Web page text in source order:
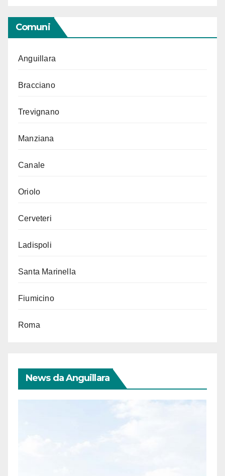
Comuni
Anguillara
Bracciano
Trevignano
Manziana
Canale
Oriolo
Cerveteri
Ladispoli
Santa Marinella
Fiumicino
Roma
News da Anguillara